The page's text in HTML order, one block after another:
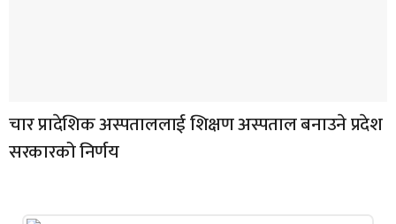
चार प्रादेशिक अस्पताललाई शिक्षण अस्पताल बनाउने प्रदेश
सरकारको निर्णय